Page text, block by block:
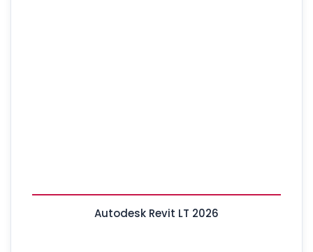
Autodesk Revit LT 2026